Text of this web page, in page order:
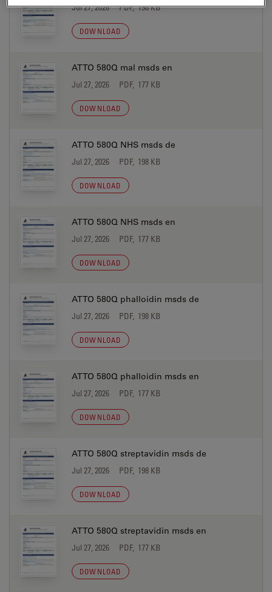
Jul 27, 2026 PDF, 198 KB
DOWNLOAD
ATTO 580Q mal msds en
Jul 27, 2026 PDF, 177 KB
DOWNLOAD
ATTO 580Q NHS msds de
Jul 27, 2026 PDF, 198 KB
DOWNLOAD
ATTO 580Q NHS msds en
Jul 27, 2026 PDF, 177 KB
DOWNLOAD
ATTO 580Q phalloidin msds de
Jul 27, 2026 PDF, 198 KB
DOWNLOAD
ATTO 580Q phalloidin msds en
Jul 27, 2026 PDF, 177 KB
DOWNLOAD
ATTO 580Q streptavidin msds de
Jul 27, 2026 PDF, 198 KB
DOWNLOAD
ATTO 580Q streptavidin msds en
Jul 27, 2026 PDF, 177 KB
DOWNLOAD